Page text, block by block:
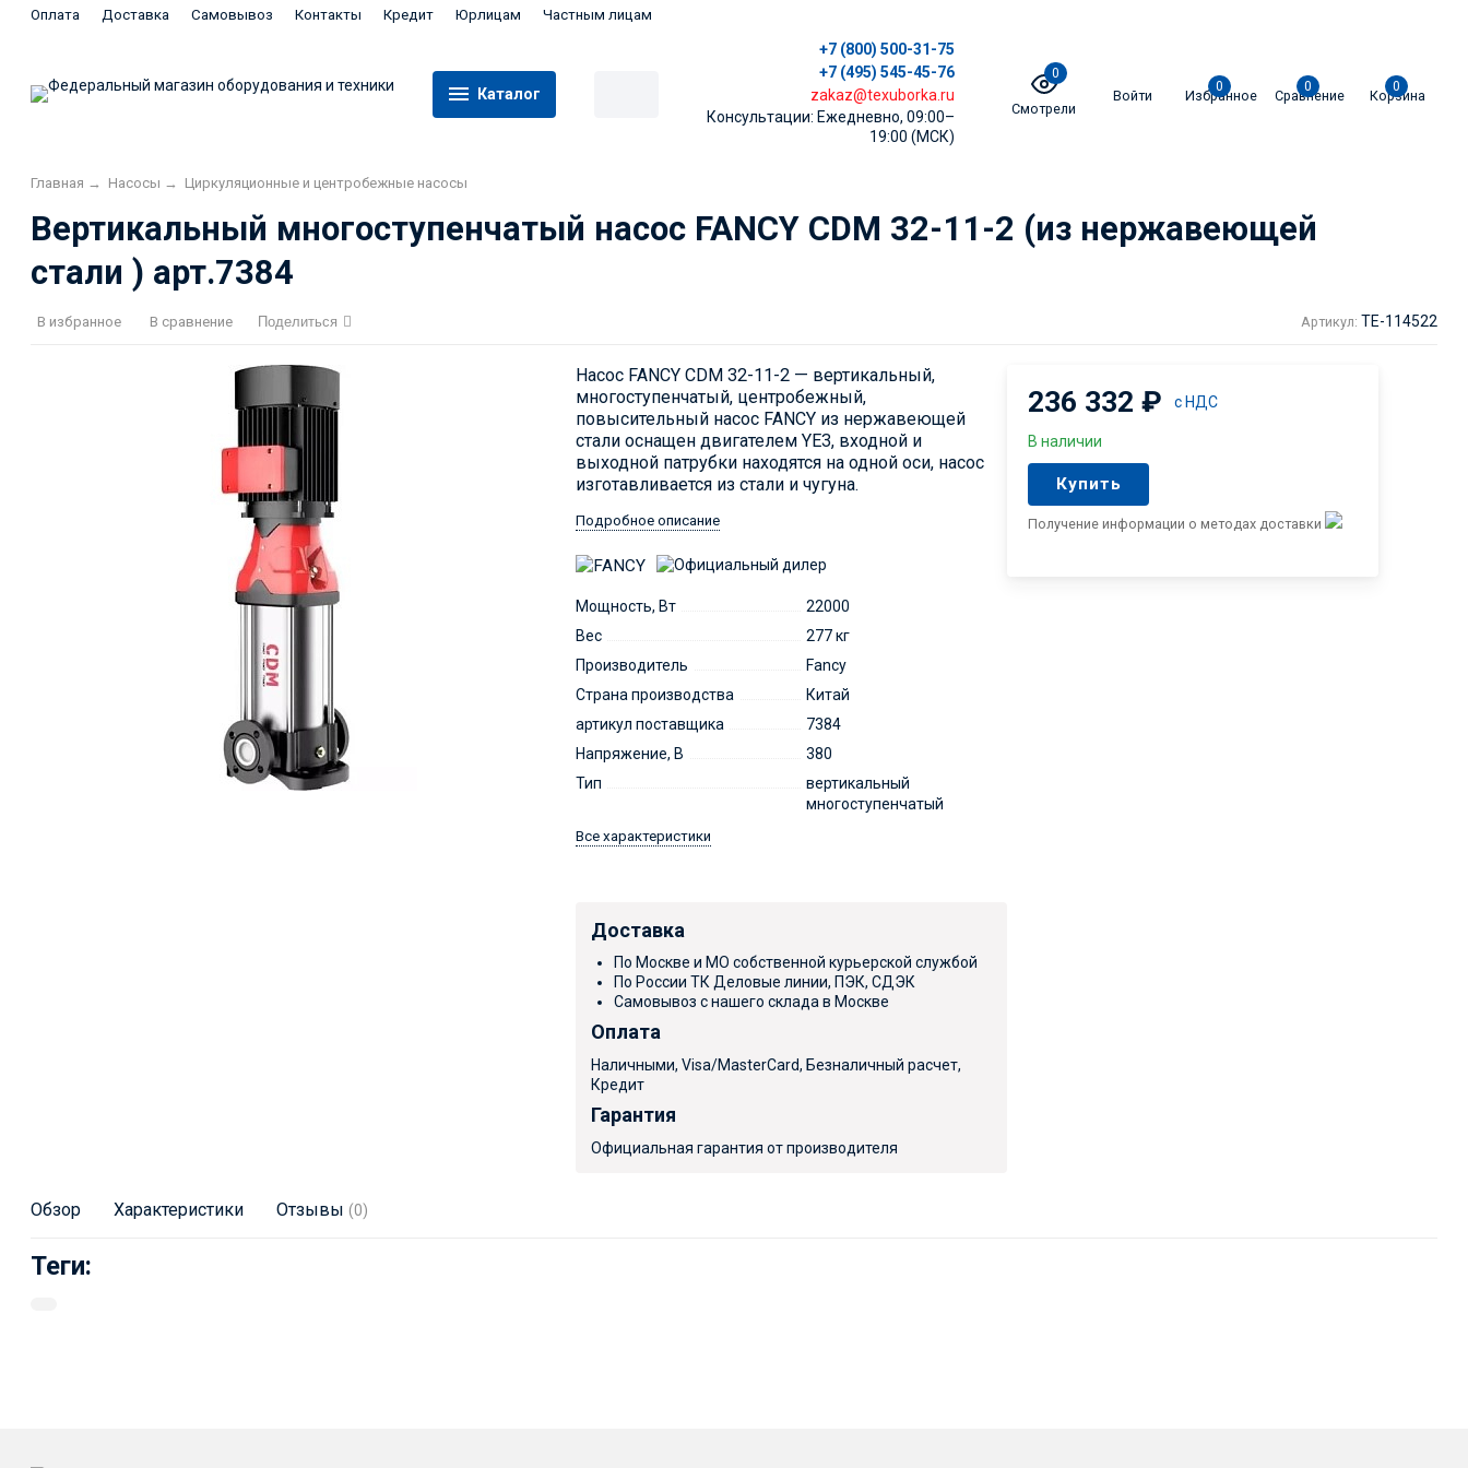
Оплата Доставка Самовывоз Контакты Кредит Юрлицам Частным лицам
Каталог
+7 (800) 500-31-75
+7 (495) 545-45-76
zakaz@texuborka.ru
Консультации: Ежедневно, 09:00–
19:00 (МСК)
0
Смотрели
Войти
0
Избранное
0
Сравнение
0
Корзина
Главная → Насосы → Циркуляционные и центробежные насосы
Вертикальный многоступенчатый насос FANCY CDM 32-11-2 (из нержавеющей
стали ) арт.7384
В избранное В сравнение Поделиться Артикул: TE-114522
Насос FANCY CDM 32-11-2 — вертикальный,
многоступенчатый, центробежный,
повысительный насос FANCY из нержавеющей
стали оснащен двигателем YE3, входной и
выходной патрубки находятся на одной оси, насос
изготавливается из стали и чугуна.
Подробное описание
Мощность, Вт
22000
Вес
277 кг
Производитель
Fancy
Страна производства
Китай
артикул поставщика
7384
Напряжение, В
380
Тип
вертикальный
многоступенчатый
Все характеристики
236 332₽ с НДС
В наличии
Купить
Получение информации о методах доставки
Доставка
По Москве и МО собственной курьерской службой
По России ТК Деловые линии, ПЭК, СДЭК
Самовывоз с нашего склада в Москве
Оплата
Наличными, Visa/MasterCard, Безналичный расчет,
Кредит
Гарантия
Официальная гарантия от производителя
Обзор Характеристики Отзывы (0)
Теги: